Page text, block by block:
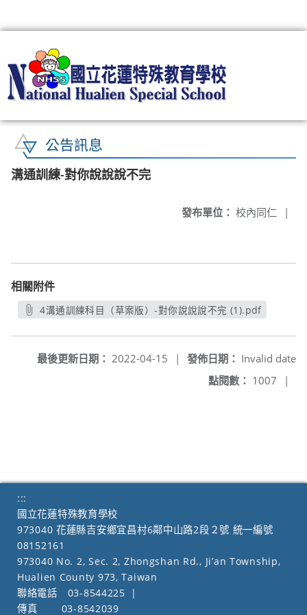
公告訊息
溝通訓練-對你說說說不完
發布單位： 校內同仁 |
相關附件
4溝通訓練科目（草案版）-對你說說說不完 (1).pdf
發佈日期： Invalid date
最後更新日期： 2022-04-15
|
點閱數： 1007 |
:::
國立花蓮特殊教育學校
973040 花蓮縣吉安鄉宜昌村6鄰中山路2段２號 統一編號
08152161
973040 No. 2, Sec. 2, Zhongshan Rd., Ji’an Township,
Hualien County 973, Taiwan
聯絡電話
03-8544225
|
傳真
03-8542039